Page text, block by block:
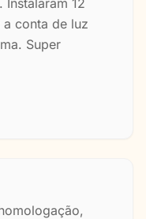
Instalaram 12
a conta de luz
Super